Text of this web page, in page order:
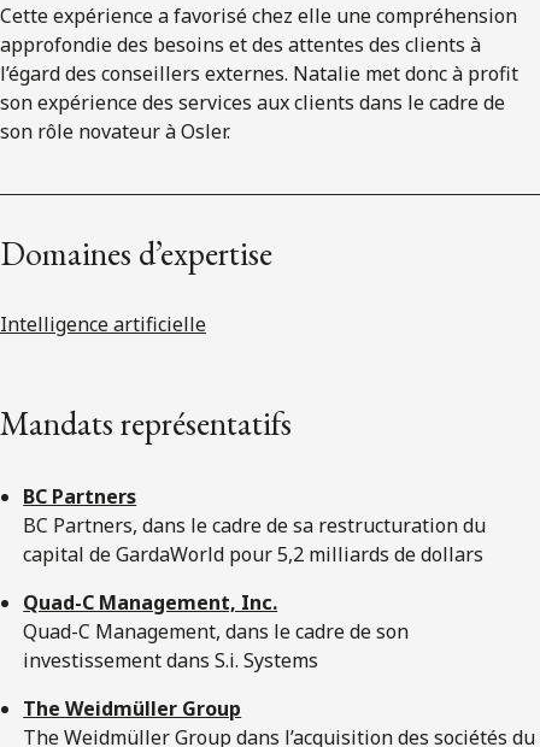
Cette expérience a favorisé chez elle une compréhension
approfondie des besoins et des attentes des clients à
l’égard des conseillers externes. Natalie met donc à profit
son expérience des services aux clients dans le cadre de
son rôle novateur à Osler.
Domaines d’expertise
Intelligence artificielle
Mandats représentatifs
BC Partners
BC Partners, dans le cadre de sa restructuration du
capital de GardaWorld pour 5,2 milliards de dollars
Quad-C Management, Inc.
Quad-C Management, dans le cadre de son
investissement dans S.i. Systems
The Weidmüller Group
The Weidmüller Group dans l’acquisition des sociétés du